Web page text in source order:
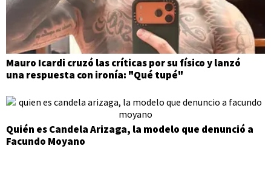
Mauro Icardi cruzó las críticas por su físico y lanzó
una respuesta con ironía: "Qué tupé"
Quién es Candela Arizaga, la modelo que denunció a
Facundo Moyano